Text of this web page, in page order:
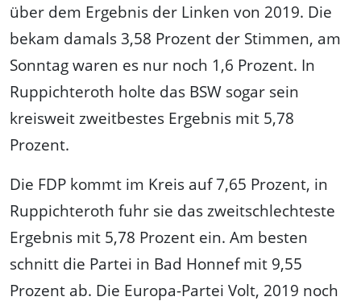
über dem Ergebnis der Linken von 2019. Die
bekam damals 3,58 Prozent der Stimmen, am
Sonntag waren es nur noch 1,6 Prozent. In
Ruppichteroth holte das BSW sogar sein
kreisweit zweitbestes Ergebnis mit 5,78
Prozent.
Die FDP kommt im Kreis auf 7,65 Prozent, in
Ruppichteroth fuhr sie das zweitschlechteste
Ergebnis mit 5,78 Prozent ein. Am besten
schnitt die Partei in Bad Honnef mit 9,55
Prozent ab. Die Europa-Partei Volt, 2019 noch